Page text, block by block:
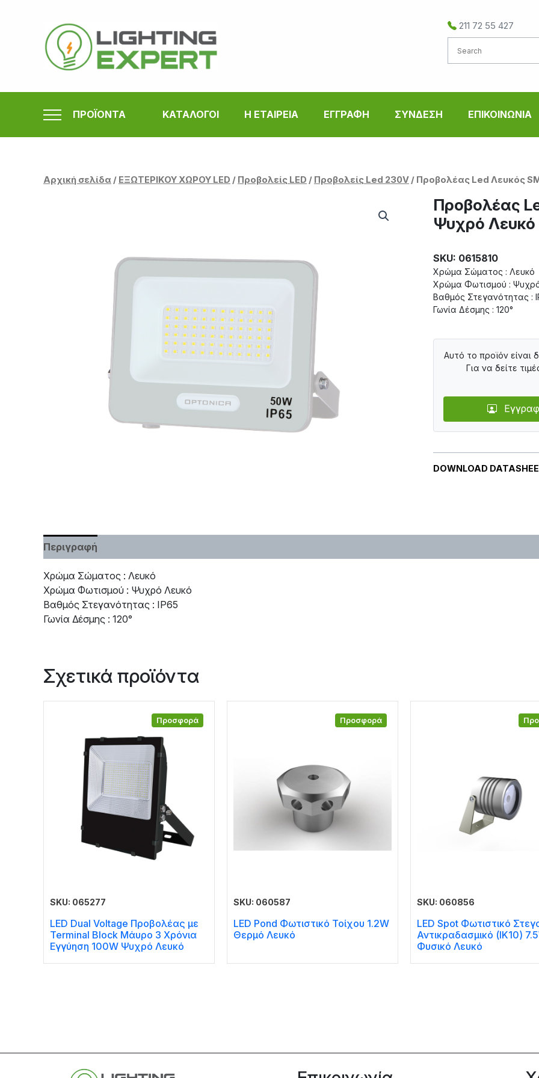
περιεχόμενο
211 72 55 427
ΠΡΟΪΟΝΤΑ ΚΑΤΑΛΟΓΟΙ Η ΕΤΑΙΡΕΙΑ ΕΓΓΡΑΦΗ ΣΥΝΔΕΣΗ ΕΠΙΚΟΙΝΩΝΙΑ
Αρχική σελίδα / ΕΞΩΤΕΡΙΚΟΥ ΧΩΡΟΥ LED / Προβολείς LED / Προβολείς Led 230V / Προβολέας Led Λευκός
Προβολέας
Ψυχρό Λευκό
SKU: 0615810
Χρώμα Σώματος : Λευκό
Χρώμα Φωτισμού :
Βαθμός Στεγανότητας :
Γωνία Δέσμης : 120°
DOWNLOAD
Αυτό το προϊόν είναι
Για να δείτε
Περιγραφή
Χρώμα Σώματος : Λευκό
Χρώμα Φωτισμού : Ψυχρό Λευκό
Βαθμός Στεγανότητας : IP65
Γωνία Δέσμης : 120°
Σχετικά προϊόντα
Προσφορά
SKU: 065277
LED Dual Voltage Προβολέας με
Terminal Block Μάυρο 3 Χρόνια
Εγγύηση 100W Ψυχρό Λευκό
Προσφορά
SKU: 060587
LED Pond Φωτιστικό Τοίχου 1.2W
Θερμό Λευκό
SKU: 060856
LED Spot Φωτιστικό
Αντικραδασμικό (IK10)
Φυσικό Λευκό